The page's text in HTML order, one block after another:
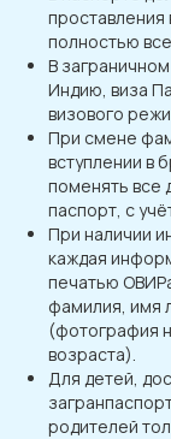
проставления
полностью
В
Индию, виза
визового
При смене
вступлении в
поменять все
паспорт, с
При наличии
каждая
печатью
фамилия, имя
(фотография
возраста).
Для детей,
родителей